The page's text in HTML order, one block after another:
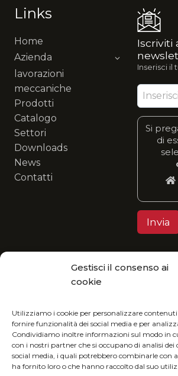
Gestisci il consenso ai
cookie
Utilizziamo i cookie per personalizzare
fornire funzionalità dei social media e per
Condividiamo inoltre informazioni sul modo in
con i nostri partner che si occupano di analisi
social media, i quali potrebbero combinarle con
ha fornito loro o che hanno raccolto dal suo
Links
Home
Azienda
lavorazioni
meccaniche
Prodotti
Catalogo
Settori
Downloads
News
Contatti
Iscriviti
Inserisci il
Si
di
friendly: fruisci del nostro
digitale e riduci l’impatto